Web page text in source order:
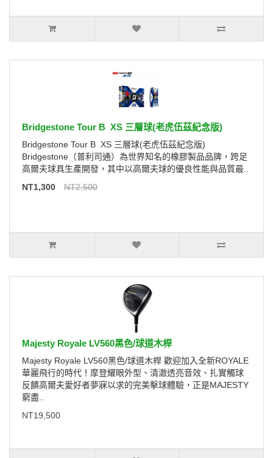
Bridgestone Tour B XS 三層球(老虎伍茲紀念版)
Bridgestone Tour B XS 三層球(老虎伍茲紀念版)
Bridgestone（普利司通）為世界知名的橡膠製品品牌，跨足
高爾夫球具生產開發，其中以高爾夫球的優良性能與品質最..
NT1,300
NT2,500
Majesty Royale LV560黑色/球道木桿
Majesty Royale LV560黑色/球道木桿 歡迎加入全新ROYALE
華麗飛行的時代！摩登耀眼外型、清澈透亮音效、扎實觸球
反饋高爾夫愛好者夢寐以求的完美擊球體驗，正是MAJESTY
窮盡..
NT19,500